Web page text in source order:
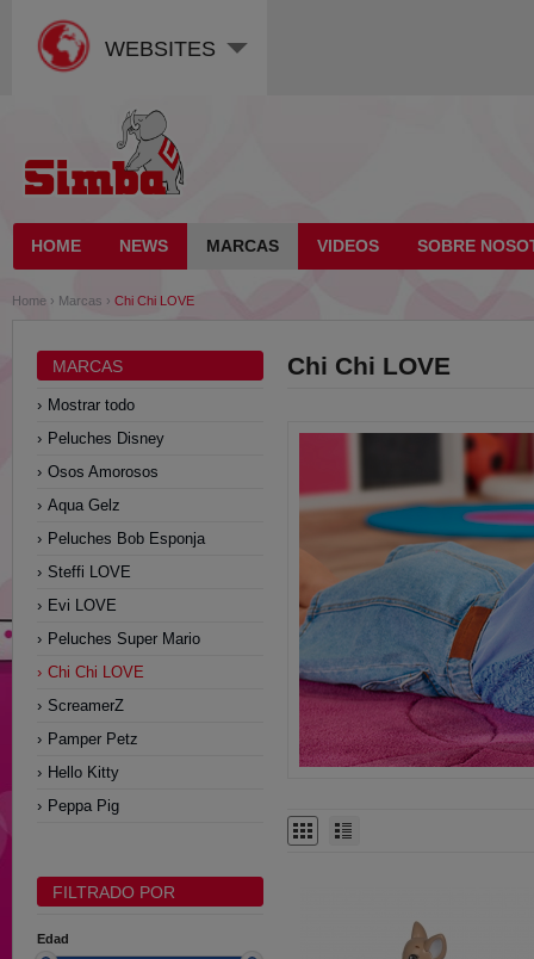
WEBSITES
HOME NEWS MARCAS VIDEOS SOBRE
Home › Marcas › Chi Chi LOVE
MARCAS
Mostrar todo
Peluches Disney
Osos Amorosos
Aqua Gelz
Peluches Bob Esponja
Steffi LOVE
Evi LOVE
Peluches Super Mario
Chi Chi LOVE
ScreamerZ
Pamper Petz
Hello Kitty
Peppa Pig
FILTRADO POR
Edad
Chi Chi LOVE